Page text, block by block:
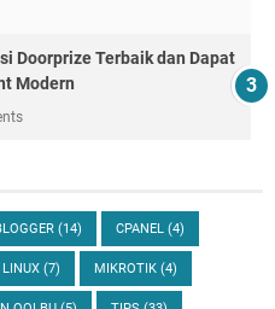
Doorprize Terbaik dan Dapat
Modern
(14) CPANEL (4)
LINUX (7) MIKROTIK (4)